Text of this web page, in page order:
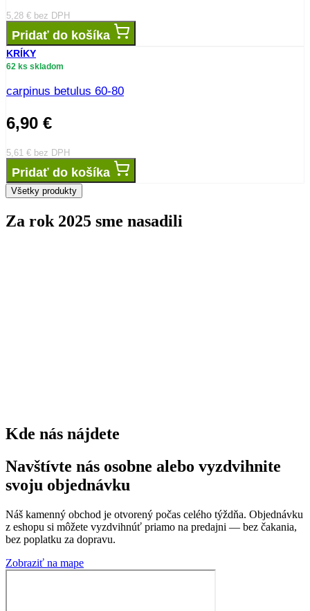
5,28 € bez DPH
Pridať do košíka
KRÍKY
62 ks skladom
carpinus betulus 60-80
6,90 €
5,61 € bez DPH
Pridať do košíka
Všetky produkty
Za rok 2025 sme nasadili
Kde nás nájdete
Navštívte nás osobne alebo vyzdvihnite
svoju objednávku
Náš kamenný obchod je otvorený počas celého týždňa. Objednávku
z eshopu si môžete vyzdvihnúť priamo na predajni — bez čakania,
bez poplatku za dopravu.
Zobraziť na mape